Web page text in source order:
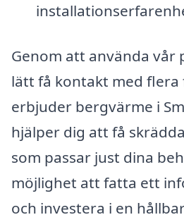
Genom att använda vår
lätt få kontakt med flera
erbjuder bergvärme i
hjälper dig att få
som passar just dina
möjlighet att fatta ett
och investera i en